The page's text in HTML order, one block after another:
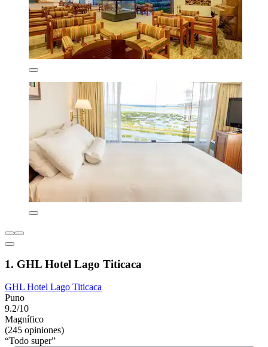
1. GHL Hotel Lago Titicaca
GHL Hotel Lago Titicaca
Puno
9.2/10
Magnífico
(245 opiniones)
“Todo super”